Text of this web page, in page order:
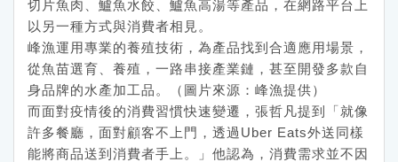
切片魚肉、鱸魚水餃、鱸魚高湯等產品，在網路平台上
以另一種方式與消費者相見。
峰漁運用專業的養殖技術，為產品找到合適應用場景，
從魚苗選育、養殖，一路串接產業鏈，甚至開發多款自
身品牌的水產加工品。（圖片來源：峰漁提供）
而面對疫情後的消費習慣快速變遷，張哲凡提到「就像
許多餐廳，面對顧客不上門，透過Uber Eats外送同樣
能將商品送到消費者手上。」他認為，消費需求並不因